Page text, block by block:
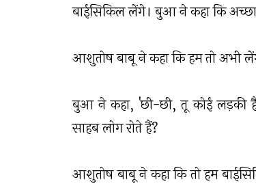
बाईसिकिल लेंगे। बुआ ने कहा कि
आशुतोष बाबू ने कहा कि हम तो अभी
बुआ ने कहा, 'छी-छी, तू कोई लड़की
साहब लोग रोते हैं?
आशुतोष बाबू ने कहा कि तो हम